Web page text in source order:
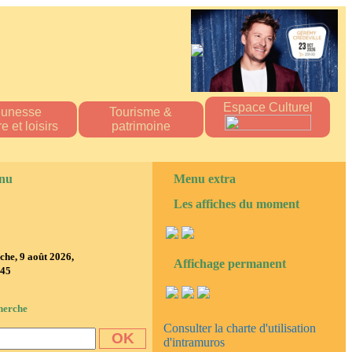
et loisirs
multisports
Pomme"
2023-2024
2024-2025
Tourisme &
patrimoine
patrimoine bâti
Espace Culturel
9 août 2026,
Menu extra
Les affiches du moment
Affichage permanent
Consulter la charte d'utilisation
d'intramuros